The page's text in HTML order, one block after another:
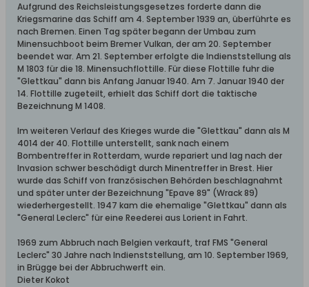
Aufgrund des Reichsleistungsgesetzes forderte dann die
Kriegsmarine das Schiff am 4. September 1939 an, überführte es
nach Bremen. Einen Tag später begann der Umbau zum
Minensuchboot beim Bremer Vulkan, der am 20. September
beendet war. Am 21. September erfolgte die Indienststellung als
M 1803 für die 18. Minensuchflottille. Für diese Flottille fuhr die
"Glettkau" dann bis Anfang Januar 1940. Am 7. Januar 1940 der
14. Flottille zugeteilt, erhielt das Schiff dort die taktische
Bezeichnung M 1408.
Im weiteren Verlauf des Krieges wurde die "Glettkau" dann als M
4014 der 40. Flottille unterstellt, sank nach einem
Bombentreffer in Rotterdam, wurde repariert und lag nach der
Invasion schwer beschädigt durch Minentreffer in Brest. Hier
wurde das Schiff von französischen Behörden beschlagnahmt
und später unter der Bezeichnung "Epave 89" (Wrack 89)
wiederhergestellt. 1947 kam die ehemalige "Glettkau" dann als
"General Leclerc" für eine Reederei aus Lorient in Fahrt.
1969 zum Abbruch nach Belgien verkauft, traf FMS "General
Leclerc" 30 Jahre nach Indienststellung, am 10. September 1969,
in Brügge bei der Abbruchwerft ein.
Dieter Kokot